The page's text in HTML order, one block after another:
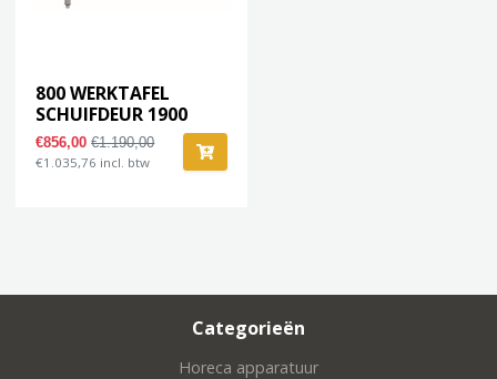
800 WERKTAFEL
SCHUIFDEUR 1900
€856,00€1.190,00
€1.035,76 incl. btw
Categorieën
Horeca apparatuur